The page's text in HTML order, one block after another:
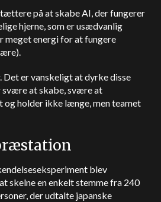
på at skabe AI, der fungerer
hjerne, som er usædvanlig
energi for at fungere
er vanskeligt at dyrke disse
svære at skabe, svære at
og holder ikke længe, men teamet
blev
skelne en enkelt stemme fra 240
der udtalte japanske